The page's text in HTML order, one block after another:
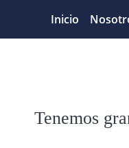
Inicio
Tenemos